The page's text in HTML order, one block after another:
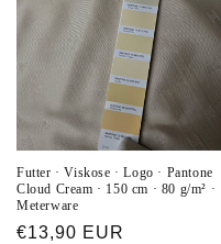
Futter · Viskose · Logo · Pantone
Cloud Cream · 150 cm · 80 g/m² ·
Meterware
Normaler
€13,90 EUR